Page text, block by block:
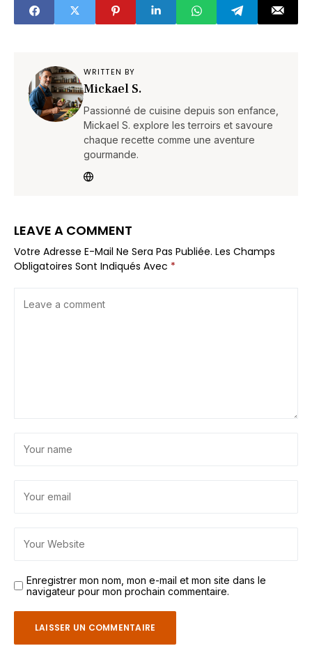
WRITTEN BY
Mickael S.
Passionné de cuisine depuis son enfance,
Mickael S. explore les terroirs et savoure
chaque recette comme une aventure
gourmande.
LEAVE A COMMENT
Votre Adresse E-Mail Ne Sera Pas Publiée. Les Champs
Obligatoires Sont Indiqués Avec *
Enregistrer mon nom, mon e-mail et mon site dans le
navigateur pour mon prochain commentaire.